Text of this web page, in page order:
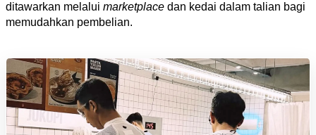
ditawarkan melalui marketplace dan kedai dalam talian bagi
memudahkan pembelian.